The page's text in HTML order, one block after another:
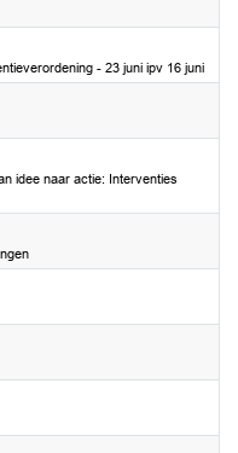
- 23 juni ipv 16 juni
idee naar actie: Interventies